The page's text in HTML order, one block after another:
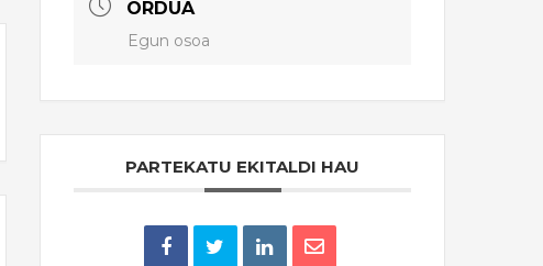
ORDUA
Egun osoa
PARTEKATU EKITALDI HAU